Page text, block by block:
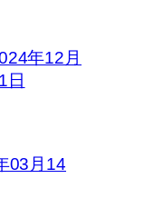
年12月
日
03月14